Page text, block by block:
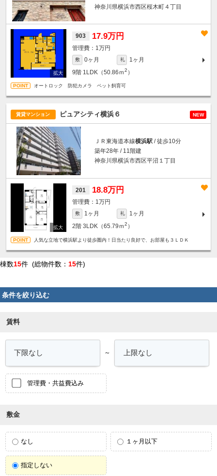
神奈川県横浜市西区桜木町４丁目
903 17.9万円
1万円
敷 0ヶ月 礼
1ヶ月
9階 1LDK（50.86ｍ2 ）
オートロック 防犯カメラ ペット飼育可
賃貸マンション ピュアシティ横浜６ NEW
ＪＲ東海道本線横浜駅 / 徒歩10分
築年28年 / 11階建
神奈川県横浜市西区平沼１丁目
201 18.8万円
1万円
敷 1ヶ月 礼
1ヶ月
2階 3LDK（65.79ｍ2 ）
人気な立地で横浜駅より徒歩圏内！日当たり良好で、お部屋も３ＬＤＫ
棟数15件 (総物件数： 15件)
条件を絞り込む
賃料
～
管理費・共益費込み
敷金
なし １ヶ月以下
指定しない